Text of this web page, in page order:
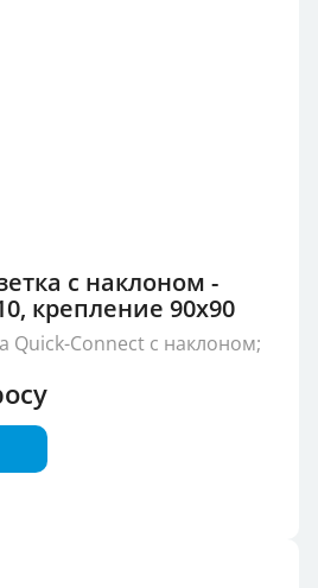
с наклоном -
крепление 90x90
Quick-Connect с наклоном;